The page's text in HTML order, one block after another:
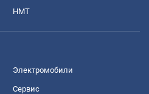
НМТ
Электромобили
Сервис